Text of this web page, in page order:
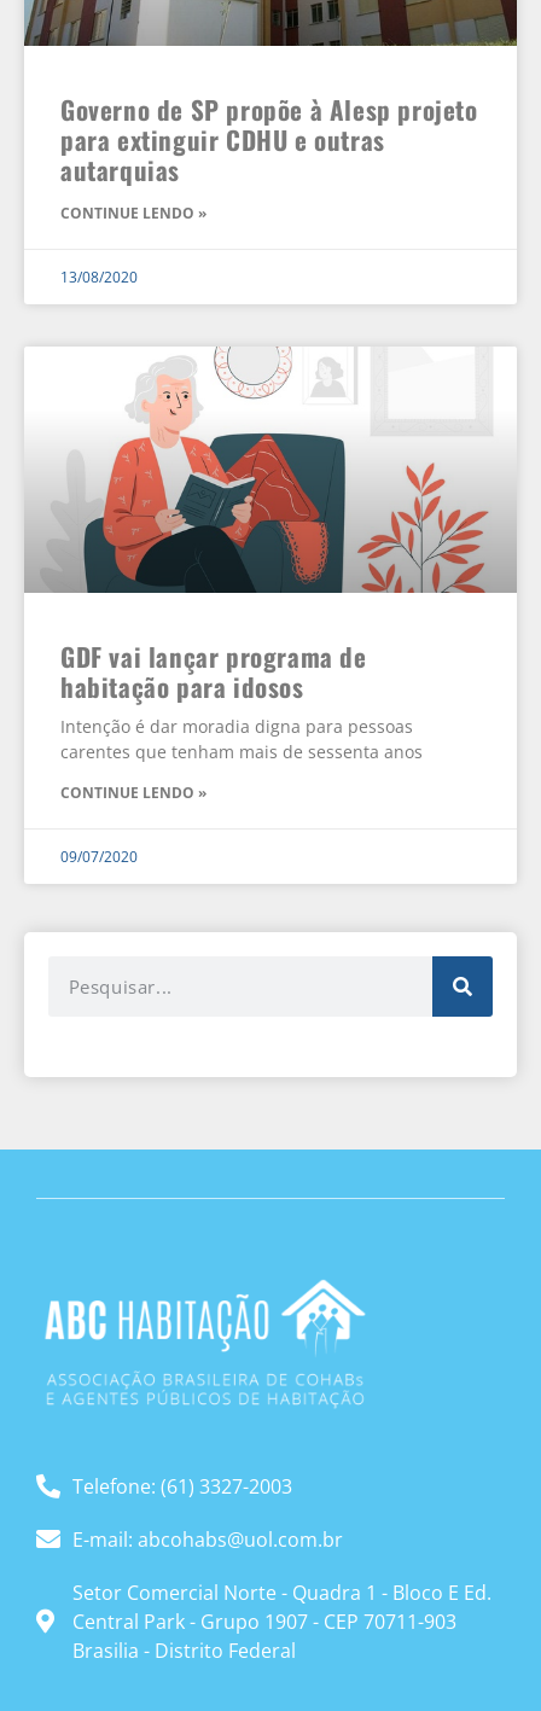
Governo de SP propõe à Alesp projeto
para extinguir CDHU e outras
autarquias
CONTINUE LENDO »
13/08/2020
GDF vai lançar programa de
habitação para idosos
Intenção é dar moradia digna para pessoas
carentes que tenham mais de sessenta anos
CONTINUE LENDO »
09/07/2020
Telefone: (61) 3327-2003
E-mail: abcohabs@uol.com.br
Setor Comercial Norte - Quadra 1 - Bloco E Ed.
Central Park - Grupo 1907 - CEP 70711-903
Brasilia - Distrito Federal